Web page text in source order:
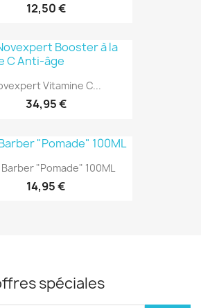
12,50 €
Vitamine C...
34,95 €
"Pomade" 100ML
14,95 €
spéciales